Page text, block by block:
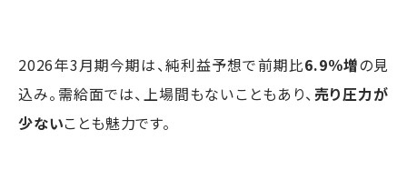
2026年3月期今期は、純利益予想で前期比6.9％増の見
込み。需給面では、上場間もないこともあり、売り圧力が
少ないことも魅力です。